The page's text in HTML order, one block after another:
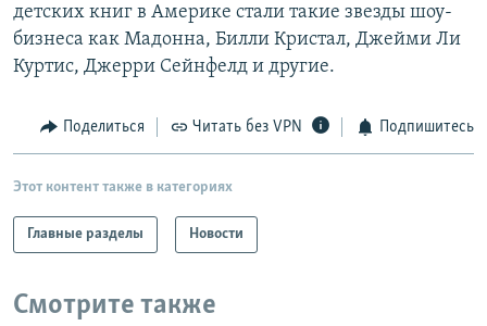
РАСПИСАНИЕ ВЕЩАНИЯ
ПОДПИШИТЕСЬ НА РАССЫЛКУ
СОЦИАЛЬНЫЕ СЕТИ
детских книг в Америке стали такие звезды шоу-
бизнеса как Мадонна, Билли Кристал, Джейми Ли
Куртис, Джерри Сейнфелд и другие.
Поделиться Читать без VPN Подпишитесь
Этот контент также в категориях
Главные разделы Новости
Смотрите также